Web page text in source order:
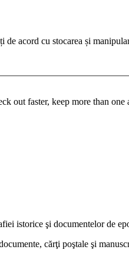
acord cu stocarea și
out faster, keep more than one
istorice şi documentelor de
cărţi poştale şi